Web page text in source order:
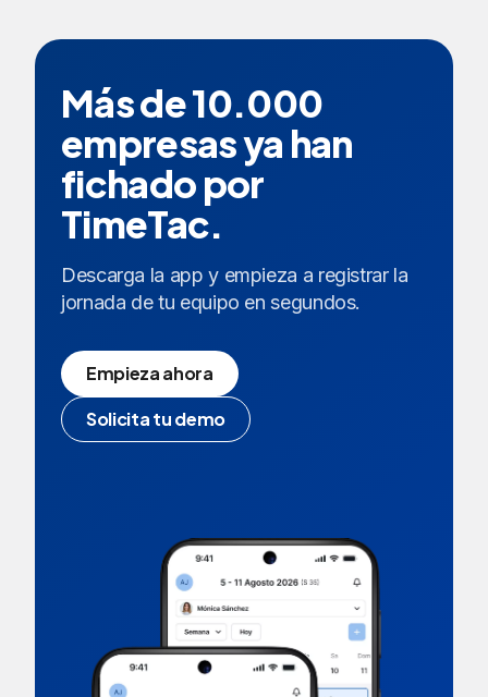
Más de 10.000
empresas ya han
fichado por
TimeTac.
Descarga la app y empieza a registrar la
jornada de tu equipo en segundos.
Empieza ahora
Solicita tu demo